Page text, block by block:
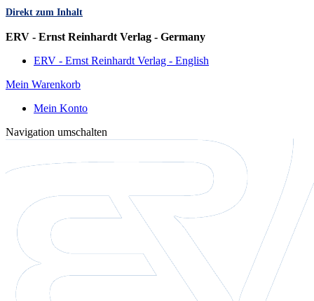
Direkt zum Inhalt
ERV - Ernst Reinhardt Verlag - Germany
ERV - Ernst Reinhardt Verlag - English
Mein Warenkorb
Mein Konto
Navigation umschalten